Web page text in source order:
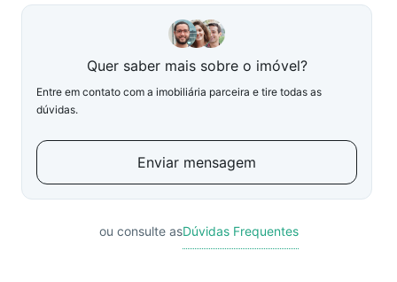
Quer saber mais sobre o imóvel?
Entre em contato com a imobiliária parceira e tire todas as
dúvidas.
Enviar mensagem
ou consulte asDúvidas Frequentes